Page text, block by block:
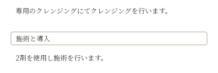
専用のクレンジングにてクレンジングを行います。
施術と導入
2剤を使用し施術を行います。